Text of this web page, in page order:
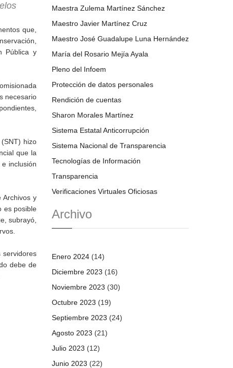
que,
Pública y
necesario
hizo
que la
inclusión
Archivos y
es posible
subrayó,
servidores
debe de
Maestra Zulema Martínez Sánchez
Maestro Javier Martínez Cruz
Maestro José Guadalupe Luna Hernández
María del Rosario Mejía Ayala
Pleno del Infoem
Protección de datos personales
Rendición de cuentas
Sharon Morales Martínez
Sistema Estatal Anticorrupción
Sistema Nacional de Transparencia
Tecnologías de Información
Transparencia
Verificaciones Virtuales Oficiosas
Archivo
Enero 2024 (14)
Diciembre 2023 (16)
Noviembre 2023 (30)
Octubre 2023 (19)
Septiembre 2023 (24)
Agosto 2023 (21)
Julio 2023 (12)
Junio 2023 (22)